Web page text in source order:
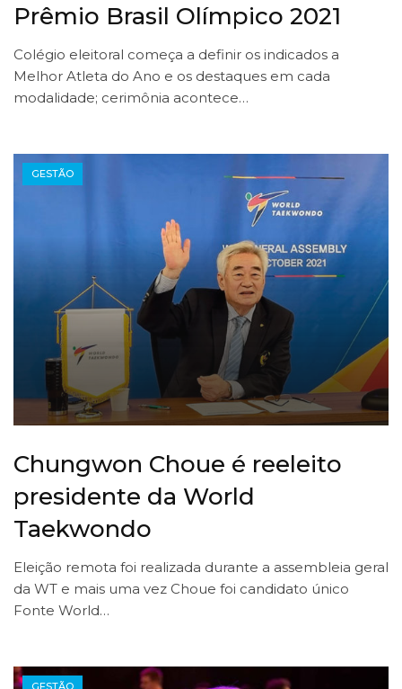
Prêmio Brasil Olímpico 2021
Colégio eleitoral começa a definir os indicados a
Melhor Atleta do Ano e os destaques em cada
modalidade; cerimônia acontece…
GESTÃO
Chungwon Choue é reeleito
presidente da World
Taekwondo
Eleição remota foi realizada durante a assembleia geral
da WT e mais uma vez Choue foi candidato único
Fonte World…
GESTÃO